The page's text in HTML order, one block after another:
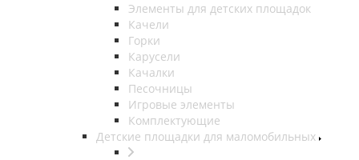
Элементы для детских площадок
Качели
Горки
Карусели
Качалки
Песочницы
Игровые элементы
Комплектующие
Детские площадки для маломобильных